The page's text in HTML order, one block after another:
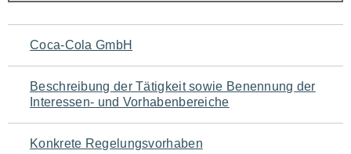
Navigation
für
den
Seiteninhalt
Coca-Cola GmbH
Beschreibung der Tätigkeit sowie Benennung der
Interessen- und Vorhabenbereiche
Konkrete Regelungsvorhaben